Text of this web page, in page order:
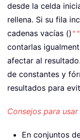
desde la celda
rellena. Si su fila
cadenas vacías () ""
contarlas
afectar al
de constantes y
resultados para
Consejos para
En conjuntos